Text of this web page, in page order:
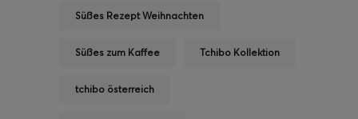
Süßes Rezept Weihnachten
Süßes zum Kaffee Tchibo Kollektion
tchibo österreich